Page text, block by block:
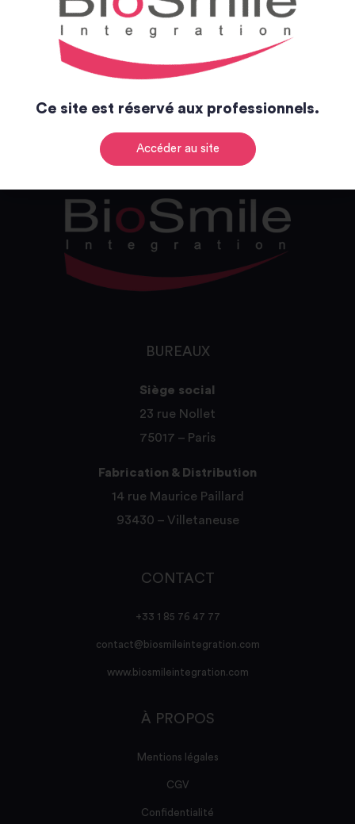
Notice et catalogue
Catalogue
BUREAUX
Siège social
23 rue Nollet
75017 – Paris
Fabrication & Distribution
14 rue Maurice Paillard
93430 – Villetaneuse
CONTACT
+33 1 85 76 47 77
contact@biosmileintegration.com
www.biosmileintegration.com
À PROPOS
Mentions légales
CGV
Confidentialité
Ce site est réservé aux professionnels.
Accéder au site